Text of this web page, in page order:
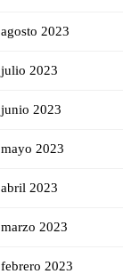
agosto 2023
julio 2023
junio 2023
mayo 2023
abril 2023
marzo 2023
febrero 2023